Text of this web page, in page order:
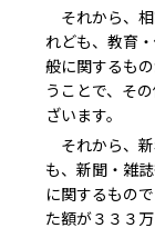
それから、
れども、教育
般に関するも
うことで、そ
ざいます。
それから、
も、新聞・雑
に関するもの
た額が３３３